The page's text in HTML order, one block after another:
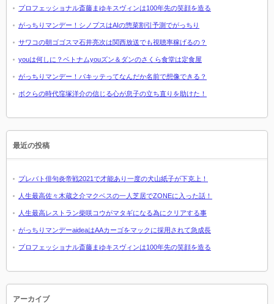
プロフェッショナル斎藤まゆキスヴィンは100年先の笑顔を造る
がっちりマンデー！シノプスはAIの惣菜割引予測でがっちり
サワコの朝ゴゴスマ石井亮次は関西放送でも視聴率稼げるの？
youは何しに？ベトナムyouズン＆ダンのさくら食堂は定食屋
がっちりマンデー！パキッテってなんだか名前で想像できる？
ボクらの時代窪塚洋介の信じる心が息子の立ち直りを助けた！
最近の投稿
プレバト俳句炎帝戦2021で才能あり一度の犬山紙子が下克上！
人生最高佐々木蔵之介マクベスの一人芝居でZONEに入った話！
人生最高レストラン柴咲コウがマタギになる為にクリアする事
がっちりマンデーaideaはAAカーゴをマックに採用されて急成長
プロフェッショナル斎藤まゆキスヴィンは100年先の笑顔を造る
アーカイブ